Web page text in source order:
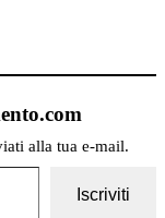
alla tua e-mail.
Iscriviti